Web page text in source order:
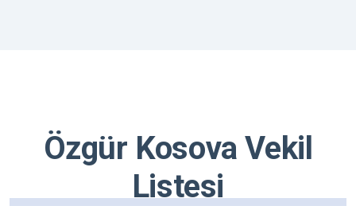
Özgür Kosova Vekil
Listesi